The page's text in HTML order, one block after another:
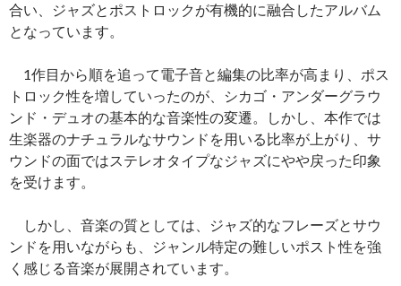
合い、ジャズとポストロックが有機的に融合したアルバム
となっています。
1作目から順を追って電子音と編集の比率が高まり、ポス
トロック性を増していったのが、シカゴ・アンダーグラウ
ンド・デュオの基本的な音楽性の変遷。しかし、本作では
生楽器のナチュラルなサウンドを用いる比率が上がり、サ
ウンドの面ではステレオタイプなジャズにやや戻った印象
を受けます。
しかし、音楽の質としては、ジャズ的なフレーズとサウ
ンドを用いながらも、ジャンル特定の難しいポスト性を強
く感じる音楽が展開されています。